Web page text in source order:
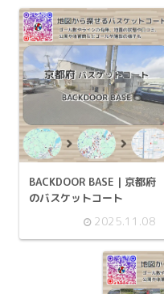
BACKDOOR BASE | 京都府
のバスケットコート
2025.11.08